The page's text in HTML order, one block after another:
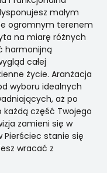
małym
ogromnym terenem
na miarę różnych
harmonijną
całej
życie. Aranżacja
wyboru idealnych
aż po
część Twojego
zamieni się w
Pierściec stanie się
wracać z